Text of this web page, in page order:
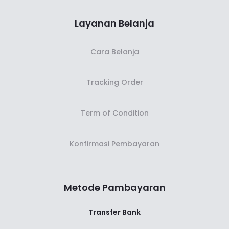
Layanan Belanja
Cara Belanja
Tracking Order
Term of Condition
Konfirmasi Pembayaran
Metode Pambayaran
Transfer Bank